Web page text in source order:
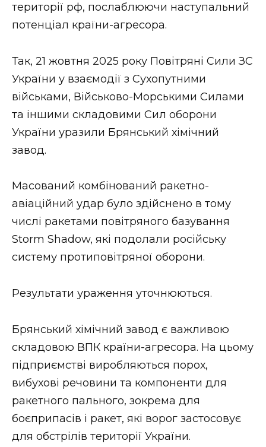
ЗАКАРПАТСЬКІ НОВИНИ
НОВИНИ ЗАХІДНОЇ УКРАЇНИ
ФОТО
ВІДЕО
території рф, послаблюючи наступальний
потенціал країни-агресора.
Так, 21 жовтня 2025 року Повітряні Сили ЗС
України у взаємодії з Сухопутними
військами, Військово-Морськими Силами
та іншими складовими Сил оборони
України уразили Брянський хімічний
завод.
Масований комбінований ракетно-
авіаційний удар було здійснено в тому
числі ракетами повітряного базування
Storm Shadow, які подолали російську
систему протиповітряної оборони.
Результати ураження уточнюються.
Брянський хімічний завод є важливою
складовою ВПК країни-агресора. На цьому
підприємстві виробляються порох,
вибухові речовини та компоненти для
ракетного пального, зокрема для
боєприпасів і ракет, які ворог застосовує
для обстрілів території України.